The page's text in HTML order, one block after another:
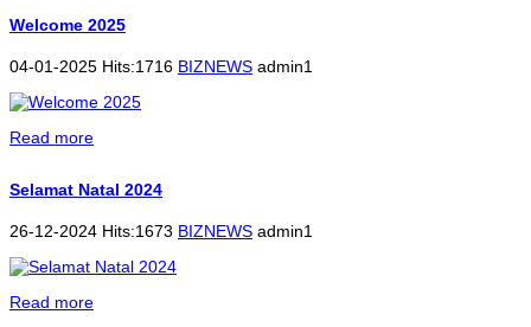
Welcome 2025
04-01-2025 Hits:1716 BIZNEWS admin1
Read more
Selamat Natal 2024
26-12-2024 Hits:1673 BIZNEWS admin1
Read more